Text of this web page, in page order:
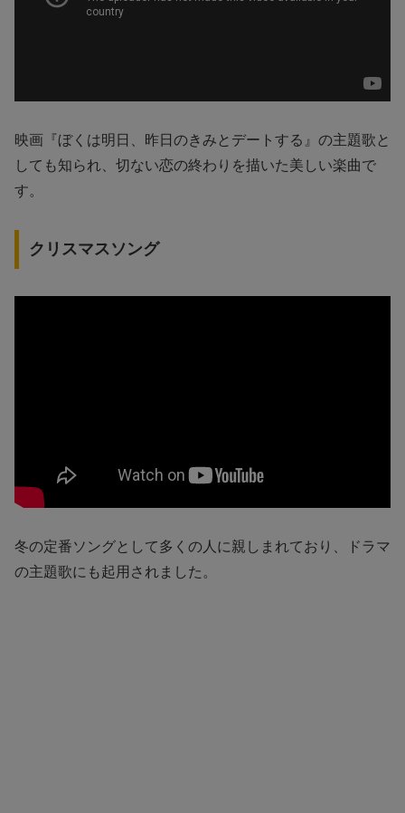
映画『ぼくは明日、昨日のきみとデートする』の主題歌と
しても知られ、切ない恋の終わりを描いた美しい楽曲で
す。
クリスマスソング
冬の定番ソングとして多くの人に親しまれており、ドラマ
の主題歌にも起用されました。